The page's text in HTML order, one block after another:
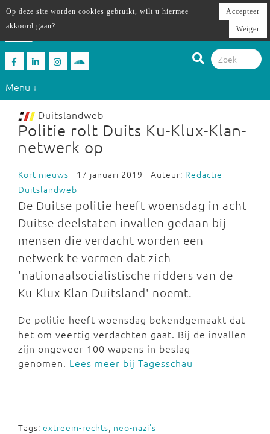
Menu ↓
Duitslandweb
Politie rolt Duits Ku-Klux-Klan-
netwerk op
Kort nieuws - 17 januari 2019 - Auteur: Redactie
Duitslandweb
De Duitse politie heeft woensdag in acht
Duitse deelstaten invallen gedaan bij
mensen die verdacht worden een
netwerk te vormen dat zich
'nationaalsocialistische ridders van de
Ku-Klux-Klan Duitsland' noemt.
De politie heeft woensdag bekendgemaakt dat
het om veertig verdachten gaat. Bij de invallen
zijn ongeveer 100 wapens in beslag
genomen. Lees meer bij Tagesschau
Tags: extreem-rechts, neo-nazi's
Op deze site worden cookies gebruikt, wilt u hiermee
akkoord gaan?
Accepteer
Weiger